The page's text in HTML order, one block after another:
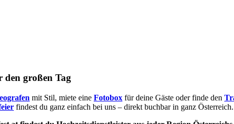
den großen Tag
mit Stil, miete eine Fotobox für deine Gäste oder finde den
findest du ganz einfach bei uns – direkt buchbar in ganz Österreich.